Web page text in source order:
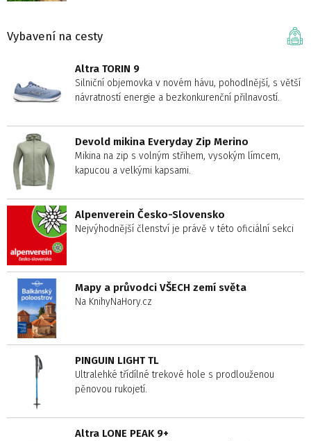
Vybavení na cesty
Altra TORIN 9
Silniční objemovka v novém hávu, pohodlnější, s větší
návratností energie a bezkonkurenční přilnavostí.
Devold mikina Everyday Zip Merino
Mikina na zip s volným střihem, vysokým límcem,
kapucou a velkými kapsami.
Alpenverein Česko-Slovensko
Nejvýhodnější členství je právě v této oficiální sekci
Mapy a průvodci VŠECH zemí světa
Na KnihyNaHory.cz
PINGUIN LIGHT TL
Ultralehké třídílné trekové hole s prodlouženou
pěnovou rukojetí.
Altra LONE PEAK 9+